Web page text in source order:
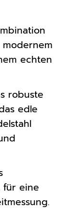
modernem
echten
robuste
edle
für eine